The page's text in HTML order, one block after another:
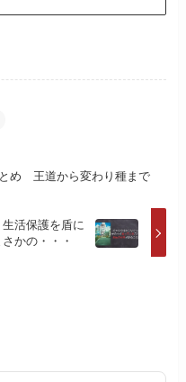
め 王道から変わり種まで
生活保護を盾に
かの・・・